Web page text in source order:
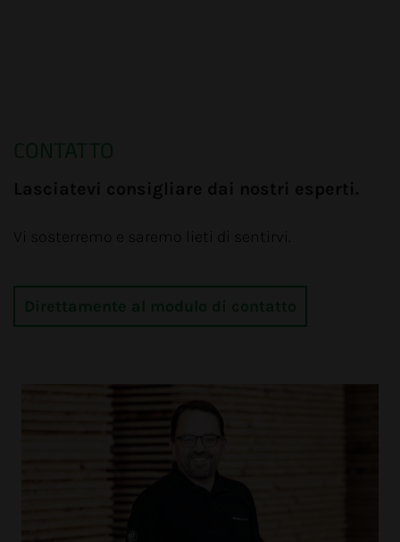
CONTATTO
Vi sosterremo e saremo lieti di sentirvi.
Direttamente al modulo di contatto